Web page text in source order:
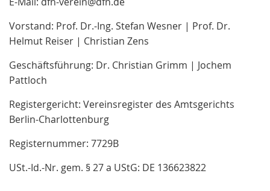
Vorstand: Prof. Dr.-Ing. Stefan Wesner | Prof. Dr.
Helmut Reiser | Christian Zens
Geschäftsführung: Dr. Christian Grimm | Jochem
Pattloch
Registergericht: Vereinsregister des Amtsgerichts
Berlin-Charlottenburg
Registernummer: 7729B
USt.-Id.-Nr. gem. § 27 a UStG: DE 136623822